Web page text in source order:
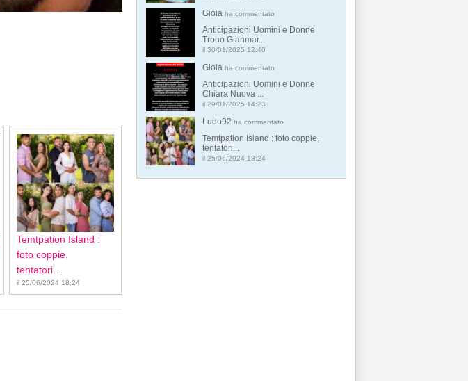
Temtpation Island :
foto coppie,
tentatori...
il 25/06/2024 18:24
Gioia ha commentato
Anticipazioni Uomini e Donne
Trono Gianmar...
il 30/01/2025 12:40
Gioia ha commentato
Anticipazioni Uomini e Donne
Chiara Nuova ...
il 29/01/2025 14:23
Ludo92 ha commentato
Temtpation Island : foto coppie,
tentatori...
il 25/06/2024 18:24